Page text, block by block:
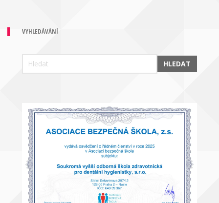
VYHLEDÁVÁNÍ
HLEDAT